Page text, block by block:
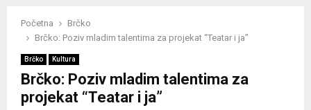
Početna
Brčko
Brčko: Poziv mladim talentima za projekat “Teatar i ja”
Brčko Kultura
Brčko: Poziv mladim talentima za
projekat “Teatar i ja”